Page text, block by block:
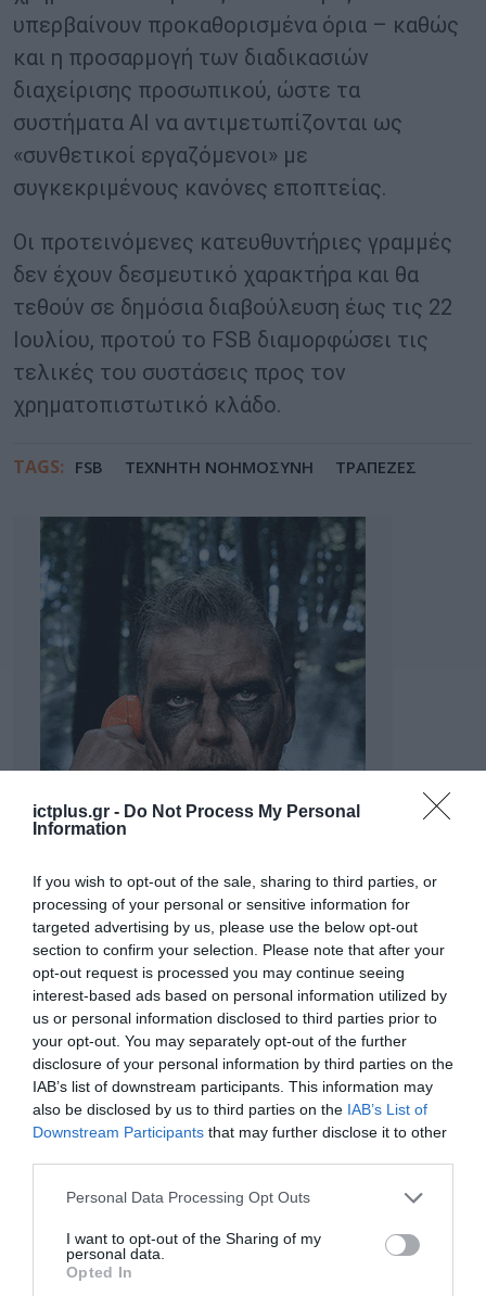
ictplus.gr - Do Not Process My Personal
Information
If you wish to opt-out of the sale, sharing to third parties, or
processing of your personal or sensitive information for
targeted advertising by us, please use the below opt-out
section to confirm your selection. Please note that after your
opt-out request is processed you may continue seeing
interest-based ads based on personal information utilized by
us or personal information disclosed to third parties prior to
your opt-out. You may separately opt-out of the further
disclosure of your personal information by third parties on the
IAB’s list of downstream participants. This information may
also be disclosed by us to third parties on the IAB’s List of
Downstream Participants that may further disclose it to other
Please note that this website/app uses one or more Google
not limited to your visit or usage behaviour. You may click to
grant or deny consent to Google and its third-party tags to
use your data for below specified purposes in below Google
Personal Data Processing Opt Outs
I want to opt-out of the Sharing of my
personal data.
Opted In
υπερβαίνουν προκαθορισμένα όρια – καθώς
και η προσαρμογή των διαδικασιών
διαχείρισης προσωπικού, ώστε τα
συστήματα AI να αντιμετωπίζονται ως
«συνθετικοί εργαζόμενοι» με
συγκεκριμένους κανόνες εποπτείας.
Οι προτεινόμενες κατευθυντήριες γραμμές
δεν έχουν δεσμευτικό χαρακτήρα και θα
τεθούν σε δημόσια διαβούλευση έως τις 22
Ιουλίου, προτού το FSB διαμορφώσει τις
τελικές του συστάσεις προς τον
χρηματοπιστωτικό κλάδο.
TAGS: FSB ΤΕΧΝΗΤΗ ΝΟΗΜΟΣΥΝΗ ΤΡΑΠΕΖΕΣ
ΡΟΗ ΕΙΔΗΣΕΩΝ
Το χρηματοδοτούμενο
από την ΕΕ έργο “The